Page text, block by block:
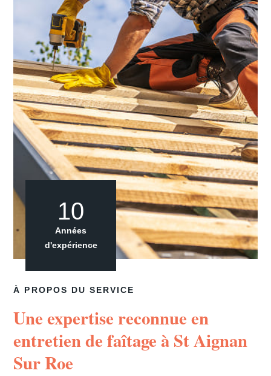
À PROPOS DU SERVICE
Une expertise reconnue en
entretien de faîtage à St Aignan
Sur Roe
10
Années
d'expérience